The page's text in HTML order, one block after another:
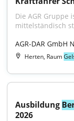
Die AGR Gruppe
mittelständisch
AGR-DAR GmbH
Herten, Raum
Ausbildung
2026